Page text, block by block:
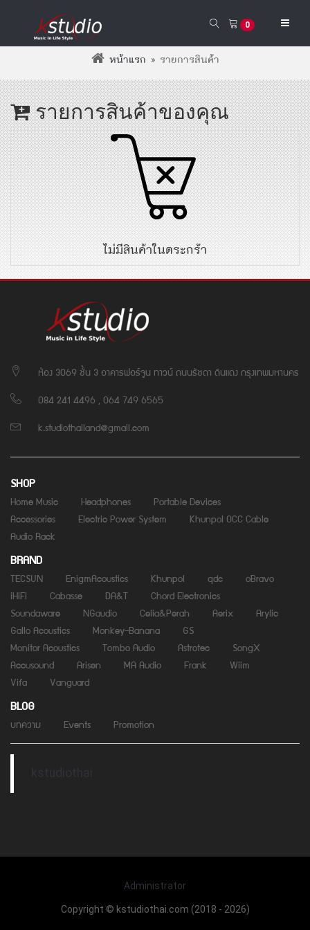
0
หน้าแรก » รายการสินค้า
รายการสินค้าของคุณ
ไม่มีสินค้าในตระกร้า
ห้อง 3069 ชั้น 3 อาคารฟอร์จูน ทาวน์ ถนนรัชดา ดินแดง กรุงเทพมหานคร
084 241 4496 , 064 749 6565
k.studiothailand@gmail.com
SHOP
Home Music Headphones
Portable Devices
Accessories
Electric Power System
Khunpol OCC Cable
Audio Rack
BRAND
TECSUN EnigmAcoustics Khunpol qdc
oBravo
iHiFi
Cabasse DA&T
Chord Electronics
Soundaware
NGaudio Celia&Perah Aerix
Arylic
Gallo Acoustics
Monkey-Banana
GS
Monitor Acoustics
Tombo Audio Astrotec
SongX
Accusound
Arisen MA Audio Frank
Wiim
Vifa
Vanguard
BLOG
บทความ Events Promotion
kstudiothai
Copyright © kstudiothai.com (2018 - 2026)
Administrator